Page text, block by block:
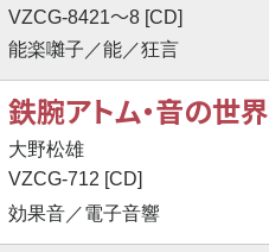
VZCG-8421〜8 [CD]
能楽囃子／能／狂言
鉄腕アトム・音の世界
大野松雄
VZCG-712 [CD]
効果音／電子音響